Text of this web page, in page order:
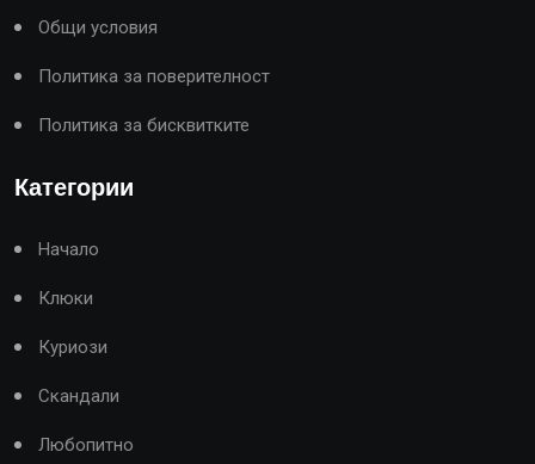
Общи условия
Политика за поверителност
Политика за бисквитките
Категории
Начало
Клюки
Куриози
Скандали
Любопитно